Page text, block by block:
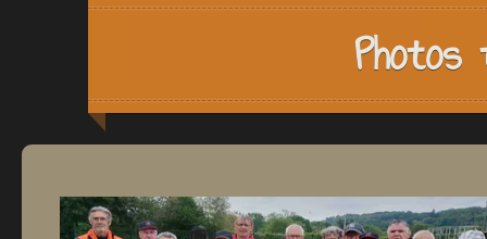
Photos
Laval Pétanque 4 / Bonchamp 1